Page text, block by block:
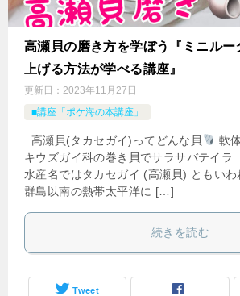
高瀬貝の磨き方を学ぼう『ミニルー
上げる方法が学べる講座』
更新日： 2023年11月27日
■講座「ポケ海の本講座」
高瀬貝(タカセガイ)ってどんな貝
軟
キウズガイ科の巻き貝でサラサバテイラ
水産名ではタカセガイ (高瀬貝) ともい
群島以南の熱帯太平洋に […]
続きを読む
Tweet